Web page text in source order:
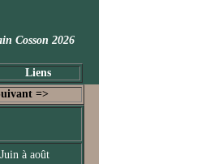
2026
Liens
=>
à août